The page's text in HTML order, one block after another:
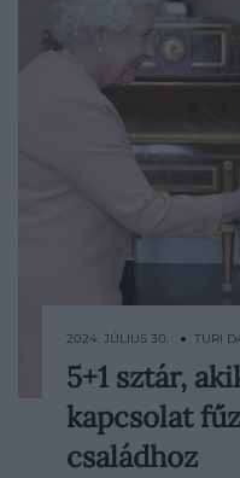
A brit királyi
különböznek a
címlapokon
2024. JÚLIUS 30. ● TURI
5+1 sztár,
kapcsolat
családhoz